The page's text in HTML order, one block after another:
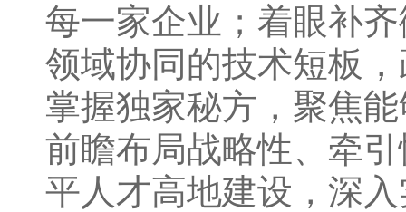
每一家企业；着眼补
领域协同的技术短板
掌握独家秘方，聚焦
前瞻布局战略性、牵
平人才高地建设，深